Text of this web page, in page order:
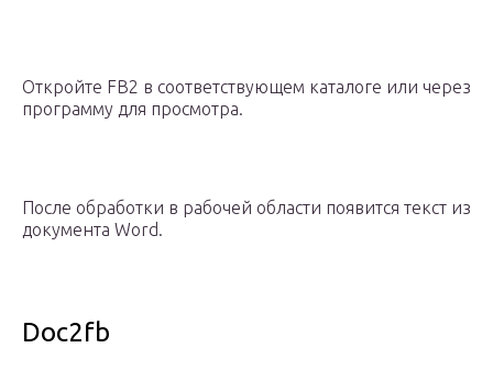
Откройте FB2 в соответствующем каталоге или через
программу для просмотра.
После обработки в рабочей области появится текст из
документа Word.
Doc2fb